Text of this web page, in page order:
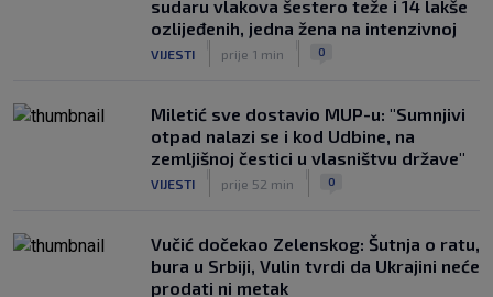
VIDEO / Tenisač se požalio na
gledatelja koji mu je smetao, reakcija
suca je hit
sudaru vlakova šestero teže i 14 lakše
ozlijeđenih, jedna žena na intenzivnoj
VIJESTI prije 1 min 0
Miletić sve dostavio MUP-u: "Sumnjivi
otpad nalazi se i kod Udbine, na
zemljišnoj čestici u vlasništvu države"
VIJESTI prije 52 min 0
Vučić dočekao Zelenskog: Šutnja o ratu,
bura u Srbiji, Vulin tvrdi da Ukrajini neće
prodati ni metak